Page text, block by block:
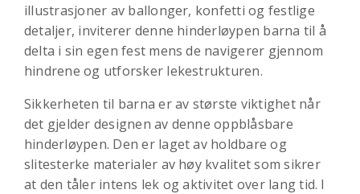
illustrasjoner av ballonger, konfetti og festlige
detaljer, inviterer denne hinderløypen barna til å
delta i sin egen fest mens de navigerer gjennom
hindrene og utforsker lekestrukturen.
Sikkerheten til barna er av største viktighet når
det gjelder designen av denne oppblåsbare
hinderløypen. Den er laget av holdbare og
slitesterke materialer av høy kvalitet som sikrer
at den tåler intens lek og aktivitet over lang tid. I